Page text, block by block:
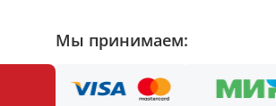
Мы принимаем: